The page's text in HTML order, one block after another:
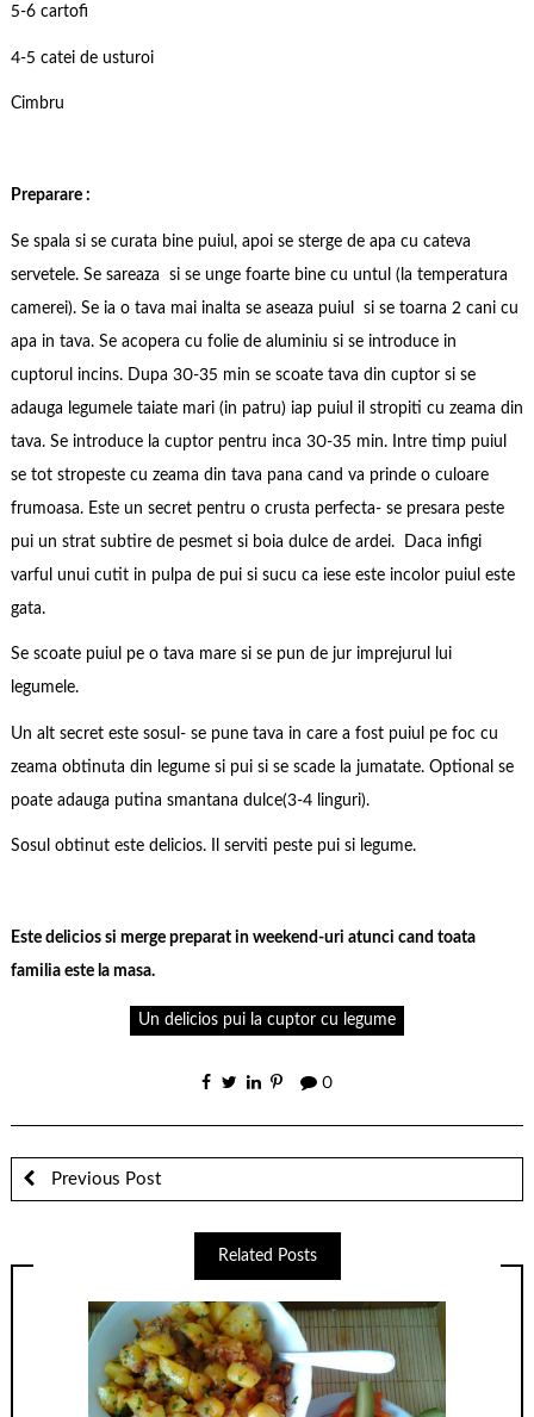
5-6 cartofi
4-5 catei de usturoi
Cimbru
Preparare :
Se spala si se curata bine puiul, apoi se sterge de apa cu cateva
servetele. Se sareaza si se unge foarte bine cu untul (la temperatura
camerei). Se ia o tava mai inalta se aseaza puiul si se toarna 2 cani cu
apa in tava. Se acopera cu folie de aluminiu si se introduce in
cuptorul incins. Dupa 30-35 min se scoate tava din cuptor si se
adauga legumele taiate mari (in patru) iap puiul il stropiti cu zeama din
tava. Se introduce la cuptor pentru inca 30-35 min. Intre timp puiul
se tot stropeste cu zeama din tava pana cand va prinde o culoare
frumoasa. Este un secret pentru o crusta perfecta- se presara peste
pui un strat subtire de pesmet si boia dulce de ardei. Daca infigi
varful unui cutit in pulpa de pui si sucu ca iese este incolor puiul este
gata.
Se scoate puiul pe o tava mare si se pun de jur imprejurul lui
legumele.
Un alt secret este sosul- se pune tava in care a fost puiul pe foc cu
zeama obtinuta din legume si pui si se scade la jumatate. Optional se
poate adauga putina smantana dulce(3-4 linguri).
Sosul obtinut este delicios. Il serviti peste pui si legume.
Este delicios si merge preparat in weekend-uri atunci cand toata
familia este la masa.
Un delicios pui la cuptor cu legume
0
Previous Post
Related Posts